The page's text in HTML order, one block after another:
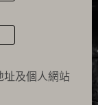
址及個人網站